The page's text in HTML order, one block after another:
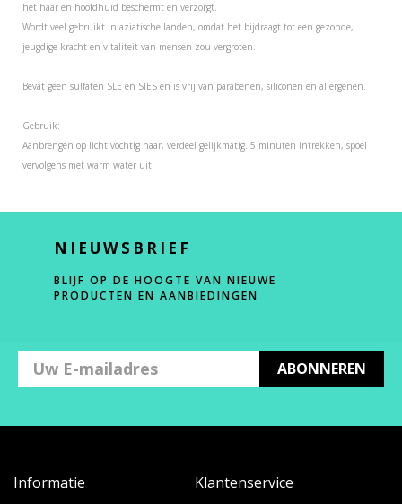
het haar en hoofdhuid beschermt en verzorgt.
Wordt veel gebruikt in aziatische landen, omdat het bijdraagt tot een gezonde,
jeugdige kracht en vitaliteit van mensen zou vergroten.
Bevat geen sulfaten SLE en SlES en is vrij van parabenen, siliconen en allergenen.
Gebruik:
Aanbrengen op licht vochtig haar, verdeel gelijkmatig. 5 minuten intrekken, spoel
vervolgens met warm water uit.
NIEUWSBRIEF
BLIJF OP DE HOOGTE VAN NIEUWE
PRODUCTEN EN AANBIEDINGEN
ABONNEREN
Informatie Klantenservice